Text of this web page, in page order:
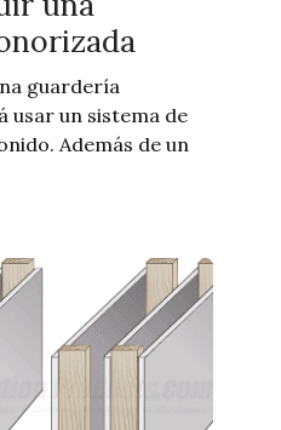
guardería
usar un sistema de
Además de un